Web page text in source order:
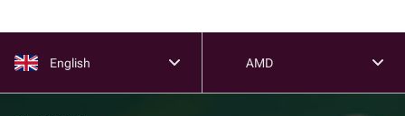
English AMD